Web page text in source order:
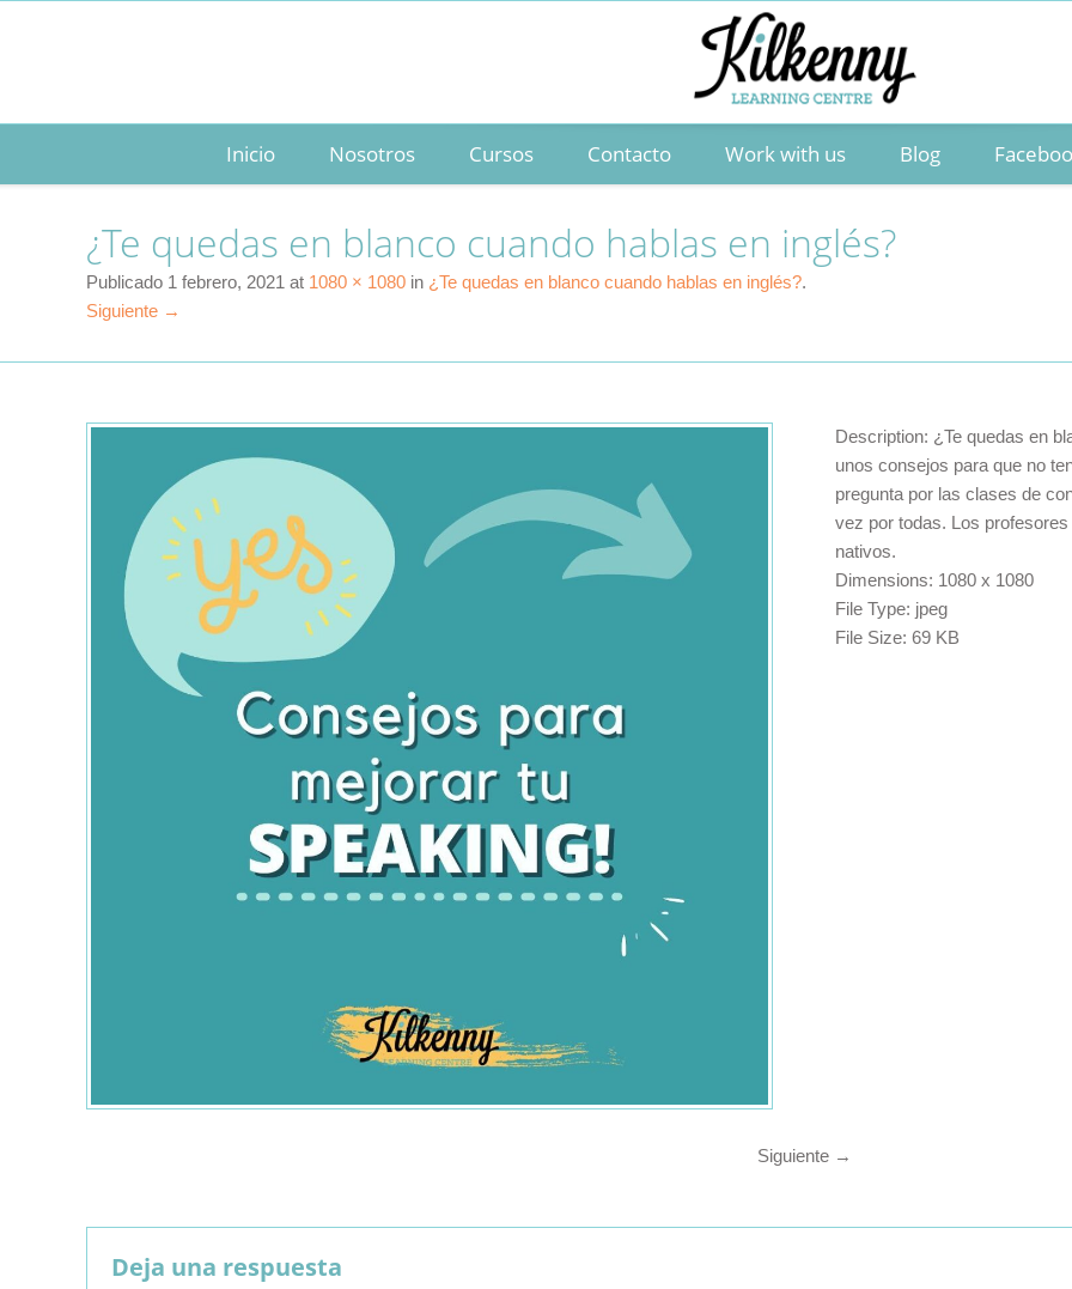
Inicio Nosotros Cursos Contacto Work with us Blog
¿Te quedas en blanco cuando hablas en inglés?
Publicado 1 febrero, 2021 at 1080 × 1080 in ¿Te quedas en blanco cuando hablas en inglés?.
Siguiente →
Description: ¿Te quedas en
unos consejos para que no
pregunta por las clases de
vez por todas. Los
nativos.
Dimensions: 1080 x 1080
File Type: jpeg
File Size: 69 KB
Siguiente →
Deja una respuesta